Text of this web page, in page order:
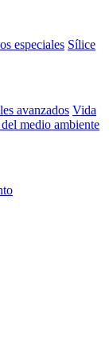
especiales Sílice
avanzados Vida
medio ambiente